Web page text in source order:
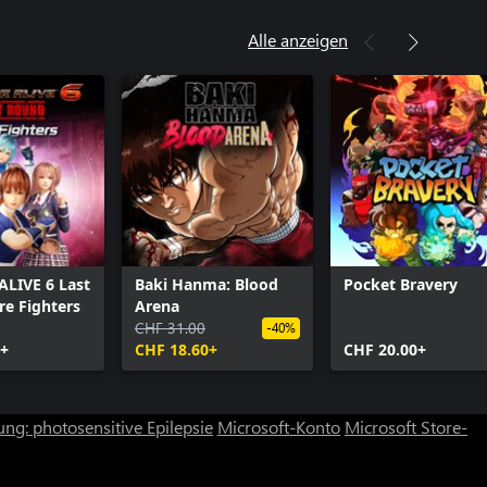
Alle anzeigen
6 Last
Fighters
Baki Hanma: Blood
Arena
CHF 31.00
CHF 18.60+
-40%
Pocket Bravery
CHF 20.00+
photosensitive Epilepsie Microsoft-Konto Microsoft Store-